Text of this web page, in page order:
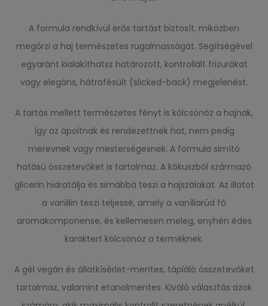
A formula rendkívül erős tartást biztosít, miközben
megőrzi a haj természetes rugalmasságát. Segítségével
egyaránt kialakíthatsz határozott, kontrollált frizurákat
vagy elegáns, hátrafésült (slicked-back) megjelenést.
A tartás mellett természetes fényt is kölcsönöz a hajnak,
így az ápoltnak és rendezettnek hat, nem pedig
merevnek vagy mesterségesnek. A formula simító
hatású összetevőket is tartalmaz. A kókuszból származó
glicerin hidratálja és simábbá teszi a hajszálakat. Az illatot
a vanillin teszi teljessé, amely a vaníliarúd fő
aromakomponense, és kellemesen meleg, enyhén édes
karaktert kölcsönöz a terméknek.
A gél vegán és állatkísérlet-mentes, tápláló összetevőket
tartalmaz, valamint etanolmentes. Kiváló választás azok